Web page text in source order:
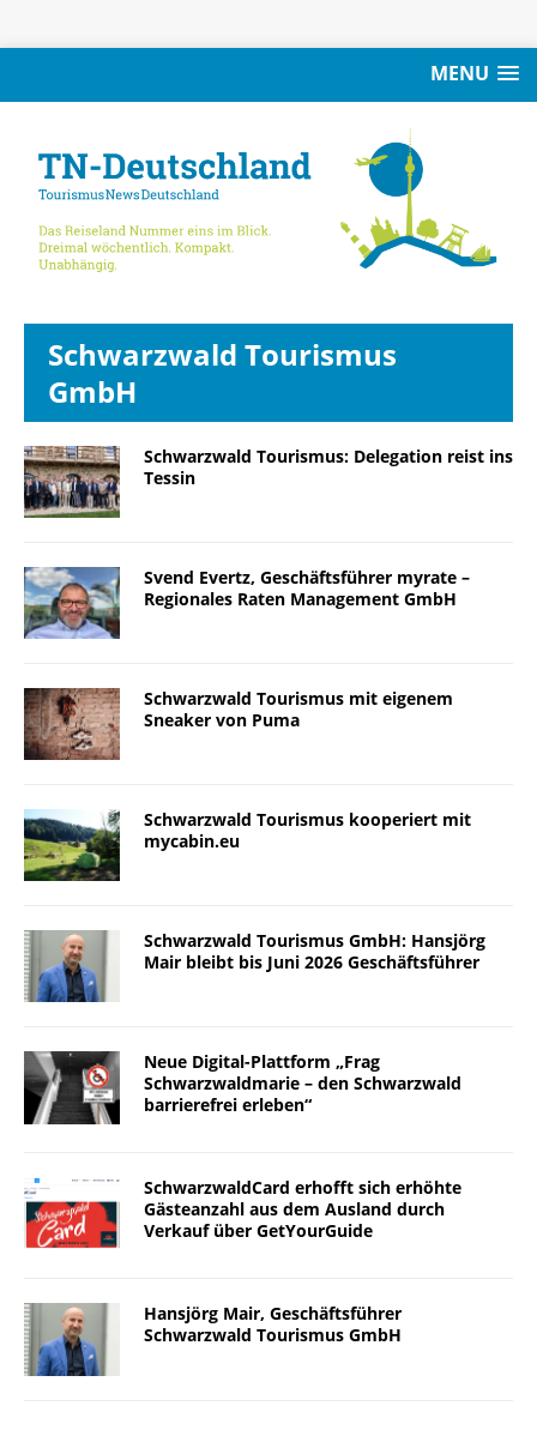
MENU
Schwarzwald Tourismus
GmbH
Schwarzwald Tourismus: Delegation reist ins
Tessin
Svend Evertz, Geschäftsführer myrate –
Regionales Raten Management GmbH
Schwarzwald Tourismus mit eigenem
Sneaker von Puma
Schwarzwald Tourismus kooperiert mit
mycabin.eu
Schwarzwald Tourismus GmbH: Hansjörg
Mair bleibt bis Juni 2026 Geschäftsführer
Neue Digital-Plattform „Frag
Schwarzwaldmarie – den Schwarzwald
barrierefrei erleben“
SchwarzwaldCard erhofft sich erhöhte
Gästeanzahl aus dem Ausland durch
Verkauf über GetYourGuide
Hansjörg Mair, Geschäftsführer
Schwarzwald Tourismus GmbH